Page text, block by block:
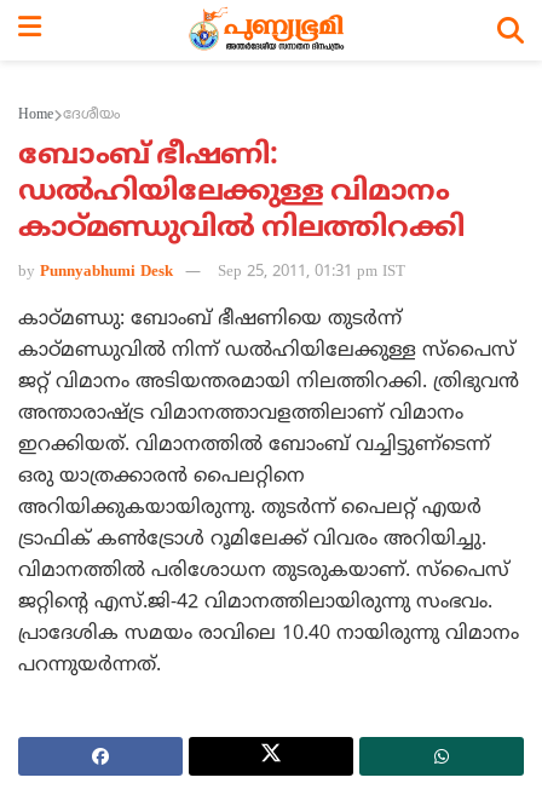
Home ദേശീയം
ബോംബ് ഭീഷണി:
ഡല്‍ഹിയിലേക്കുള്ള വിമാനം
കാഠ്മണ്ഡുവില്‍ നിലത്തിറക്കി
by Punnyabhumi Desk Sep 25, 2011, 01:31 pm IST
കാഠ്മണ്ഡു: ബോംബ് ഭീഷണിയെ തുടര്‍ന്ന്
കാഠ്മണ്ഡുവില്‍ നിന്ന് ഡല്‍ഹിയിലേക്കുള്ള സ്‌പൈസ്
ജറ്റ് വിമാനം അടിയന്തരമായി നിലത്തിറക്കി. ത്രിഭുവന്‍
അന്താരാഷ്ട്ര വിമാനത്താവളത്തിലാണ് വിമാനം
ഇറക്കിയത്. വിമാനത്തില്‍ ബോംബ് വച്ചിട്ടുണ്‌ടെന്ന്
ഒരു യാത്രക്കാരന്‍ പൈലറ്റിനെ
അറിയിക്കുകയായിരുന്നു. തുടര്‍ന്ന് പൈലറ്റ് എയര്‍
ട്രാഫിക് കണ്‍ട്രോള്‍ റൂമിലേക്ക് വിവരം അറിയിച്ചു.
വിമാനത്തില്‍ പരിശോധന തുടരുകയാണ്. സ്‌പൈസ്
ജറ്റിന്റെ എസ്.ജി-42 വിമാനത്തിലായിരുന്നു സംഭവം.
പ്രാദേശിക സമയം രാവിലെ 10.40 നായിരുന്നു വിമാനം
പറന്നുയര്‍ന്നത്.